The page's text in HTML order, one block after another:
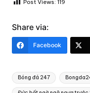
Post Views: 119
Share via:
Facebook
Tags:
Bóng đá 247